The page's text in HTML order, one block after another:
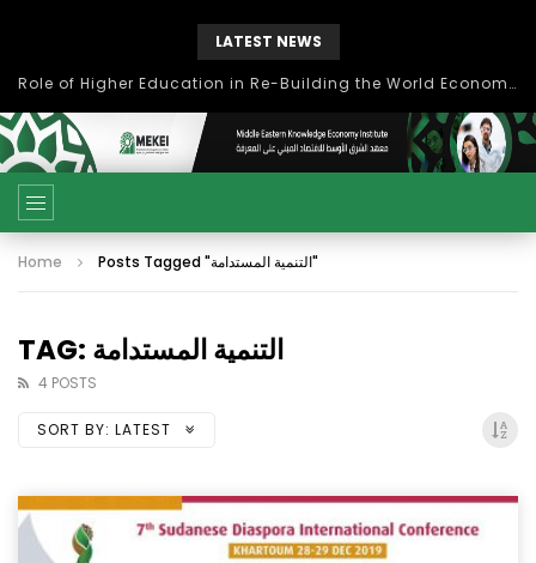
LATEST NEWS
بحث آفاق التعاون بين اتحاد جامعات العالم الإسلامي والجمعية الدولية للتنمية المستدامة
Home Posts Tagged "التنمية المستدامة"
TAG: التنمية المستدامة
4 POSTS
SORT BY: LATEST